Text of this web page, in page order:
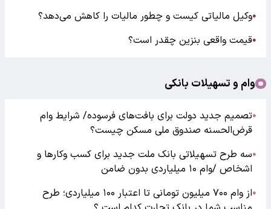
●وکیل مالیاتی کیست و چطور مالیات را کاهش می‌دهد؟
●قیمت واقعی بنزین چقدر است؟
وام و تسهیلات بانکی
●تصمیم جدید دولت برای بافت‌های فرسوده/ شرایط وام
قرض‌الحسنه صندوق ملی مسکن چیست؟
●سه طرح تسهیلاتی بانک ملت جدید برای کسب وکارها و
اشخاص /وام ۱۰ میلیاردی بدون ضامن
●
از وام ۷۰۰ میلیون تومانی تا اعتبار ۱۰۰ میلیاردی؛ طرح